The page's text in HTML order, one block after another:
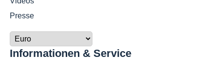
Presse
Informationen & Service